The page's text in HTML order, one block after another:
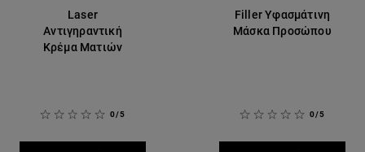
Laser
Αντιγηραντική
Κρέμα Ματιών
0/5
Filler Υφασμάτινη
Μάσκα Προσώπου
0/5